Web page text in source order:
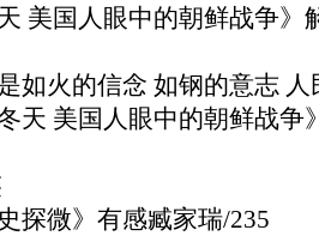
美国人眼中的朝鲜战争》
如火的信念 如钢的意志 人
美国人眼中的朝鲜战争
微》有感臧家瑞/235